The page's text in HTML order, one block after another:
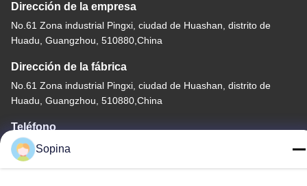
Dirección de la empresa
No.61 Zona industrial Pingxi, ciudad de Huashan, distrito de
Huadu, Guangzhou, 510880,China
Dirección de la fábrica
No.61 Zona industrial Pingxi, ciudad de Huashan, distrito de
Huadu, Guangzhou, 510880,China
Teléfono
86-13539447986
Sopina